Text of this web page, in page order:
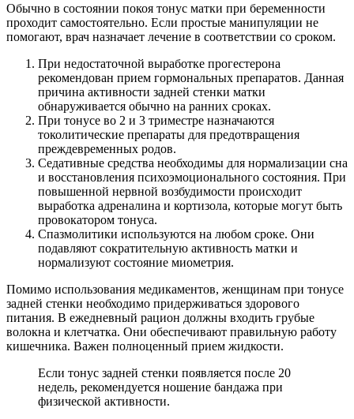
Обычно в состоянии покоя тонус матки при беременности
проходит самостоятельно. Если простые манипуляции не
помогают, врач назначает лечение в соответствии со сроком.
При недостаточной выработке прогестерона
рекомендован прием гормональных препаратов. Данная
причина активности задней стенки матки
обнаруживается обычно на ранних сроках.
При тонусе во 2 и 3 триместре назначаются
токолитические препараты для предотвращения
преждевременных родов.
Седативные средства необходимы для нормализации сна
и восстановления психоэмоционального состояния. При
повышенной нервной возбудимости происходит
выработка адреналина и кортизола, которые могут быть
провокатором тонуса.
Спазмолитики используются на любом сроке. Они
подавляют сократительную активность матки и
нормализуют состояние миометрия.
Помимо использования медикаментов, женщинам при тонусе
задней стенки необходимо придерживаться здорового
питания. В ежедневный рацион должны входить грубые
волокна и клетчатка. Они обеспечивают правильную работу
кишечника. Важен полноценный прием жидкости.
Если тонус задней стенки появляется после 20
недель, рекомендуется ношение бандажа при
физической активности.